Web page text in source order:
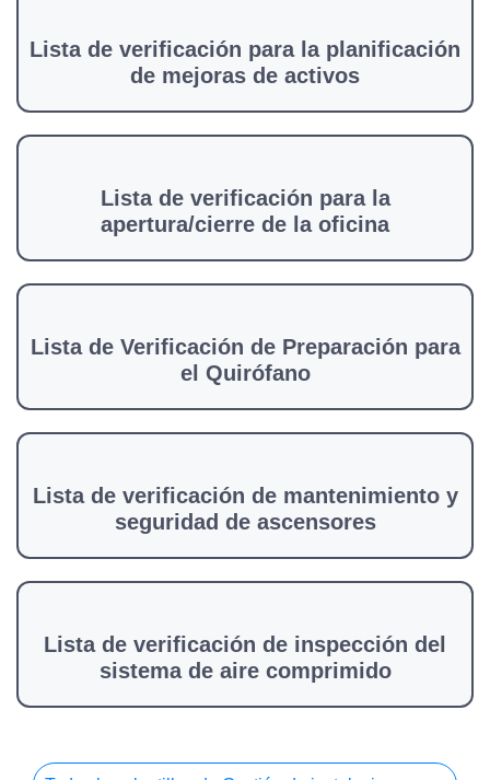
Lista de verificación para la planificación
de mejoras de activos
Lista de verificación para la
apertura/cierre de la oficina
Lista de Verificación de Preparación para
el Quirófano
Lista de verificación de mantenimiento y
seguridad de ascensores
Lista de verificación de inspección del
sistema de aire comprimido